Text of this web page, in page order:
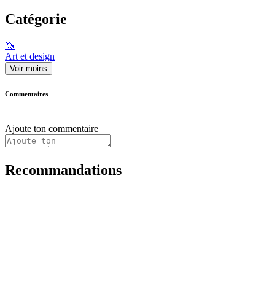
Catégorie
🦄
Art et design
Voir moins
Commentaires
Ajoute ton commentaire
Recommandations